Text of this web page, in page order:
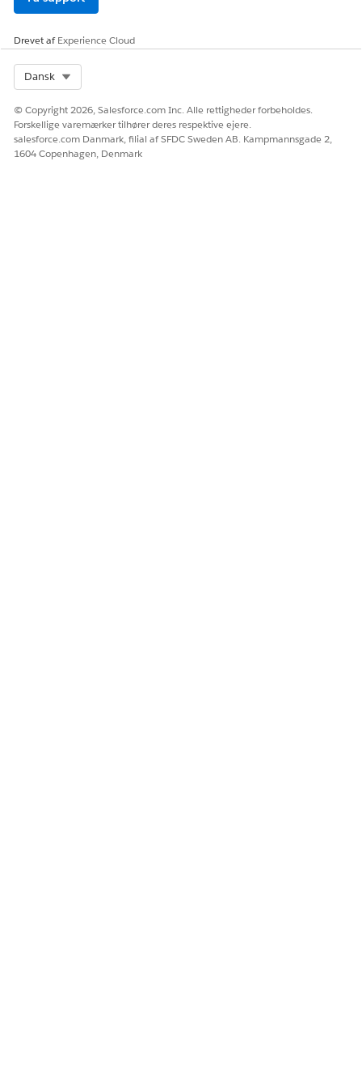
Aktiver beslutningstabellen.
Drevet afExperience Cloud
Dansk
© Copyright 2026, Salesforce.com Inc. Alle rettigheder forbeholdes.
Forskellige varemærker tilhører deres respektive ejere.
salesforce.com Danmark, filial af SFDC Sweden AB. Kampmannsgade 2,
1604 Copenhagen, Denmark